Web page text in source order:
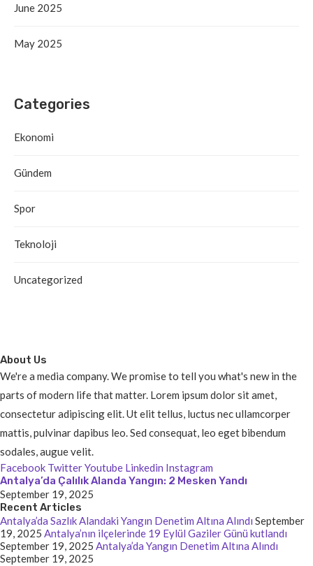
June 2025
May 2025
Categories
Ekonomi
Gündem
Spor
Teknoloji
Uncategorized
About Us
We're a media company. We promise to tell you what's new in the
parts of modern life that matter. Lorem ipsum dolor sit amet,
consectetur adipiscing elit. Ut elit tellus, luctus nec ullamcorper
mattis, pulvinar dapibus leo. Sed consequat, leo eget bibendum
sodales, augue velit.
Facebook TwitterYoutube Linkedin Instagram
Antalya’da Çalılık Alanda Yangın: 2 Mesken Yandı
September 19, 2025
Recent Articles
Antalya’da Sazlık Alandaki Yangın Denetim Altına Alındı September
19, 2025 Antalya’nın ilçelerinde 19 Eylül Gaziler Günü kutlandı
September 19, 2025 Antalya’da Yangın Denetim Altına Alındı
September 19, 2025